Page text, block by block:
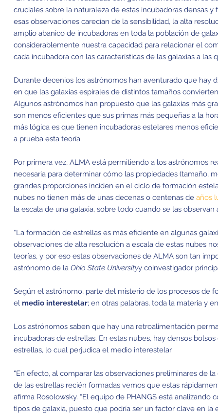
cruciales sobre la naturaleza de estas incubadoras densas y
esas observaciones carecían de la sensibilidad, la alta
amplio abanico de incubadoras en toda la población de
considerablemente nuestra capacidad para relacionar el
cada incubadora con las características de las galaxias a las
Durante decenios los astrónomos han aventurado que hay
en que las galaxias espirales de distintos tamaños
Algunos astrónomos han propuesto que las galaxias más
son menos eficientes que sus primas más pequeñas a la
más lógica es que tienen incubadoras estelares menos
a prueba esta teoría.
Por primera vez, ALMA está permitiendo a los astrónomos
necesaria para determinar cómo las propiedades (tamaño,
grandes proporciones inciden en el ciclo de formación
nubes no tienen más de unas decenas o centenas de años
la escala de una galaxia, sobre todo cuando se las
“La formación de estrellas es más eficiente en algunas
observaciones de alta resolución a escala de estas nubes
teorías, y por eso estas observaciones de ALMA son tan
astrónomo de la Ohio State Universityy coinvestigador
Según el astrónomo, parte del misterio de los procesos de
el medio interestelar; en otras palabras, toda la materia y
Los astrónomos saben que hay una retroalimentación
incubadoras de estrellas. En estas nubes, hay densos
estrellas, lo cual perjudica el medio interestelar.
“En efecto, al comparar las observaciones preliminares de
de las estrellas recién formadas vemos que estas
afirma Rosolowsky. “El equipo de PHANGS está
tipos de galaxia, puesto que podría ser un factor clave en